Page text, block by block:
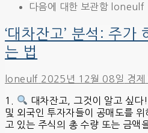
다음에 대한 보관함 loneulf
‘대차잔고’ 분석: 주가
는 법
loneulf 2025년 12월 08일 경제
1.
대차잔고, 그것이 알고 싶
및 외국인 투자자들이 공매도를
고 있는 주식의 총 수량 또는 금액